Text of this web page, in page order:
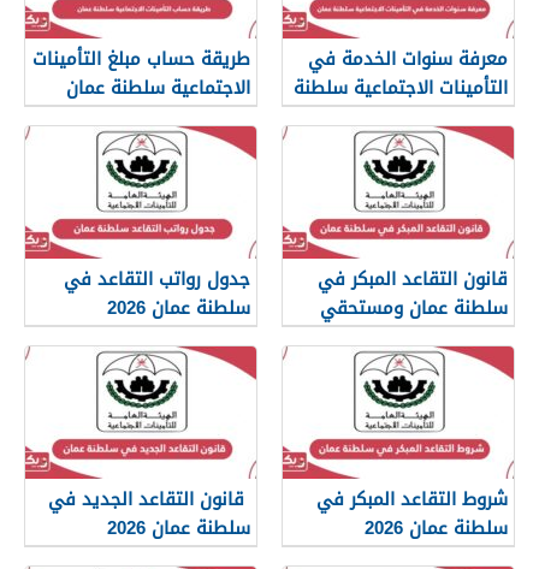
معرفة سنوات الخدمة في
التأمينات الاجتماعية سلطنة
عمان
طريقة حساب مبلغ التأمينات
الاجتماعية سلطنة عمان
قانون التقاعد المبكر في
سلطنة عمان ومستحقي
رواتب التقاعد
جدول رواتب التقاعد في
سلطنة عمان 2026
شروط التقاعد المبكر في
سلطنة عمان 2026
قانون التقاعد الجديد في
سلطنة عمان 2026